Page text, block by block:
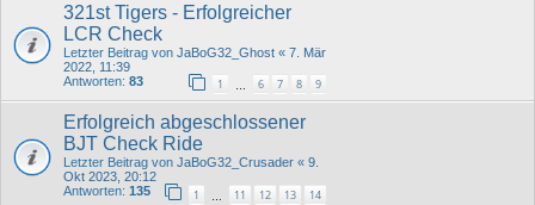
321st Tigers - Erfolgreicher
LCR Check
Letzter Beitrag von JaBoG32_Ghost « 7. Mär
2022, 11:39
Antworten: 83 1 6 7 8 9
Erfolgreich abgeschlossener
BJT Check Ride
Letzter Beitrag von JaBoG32_Crusader « 9.
Okt 2023, 20:12
Antworten: 135 1 11 12 13 14